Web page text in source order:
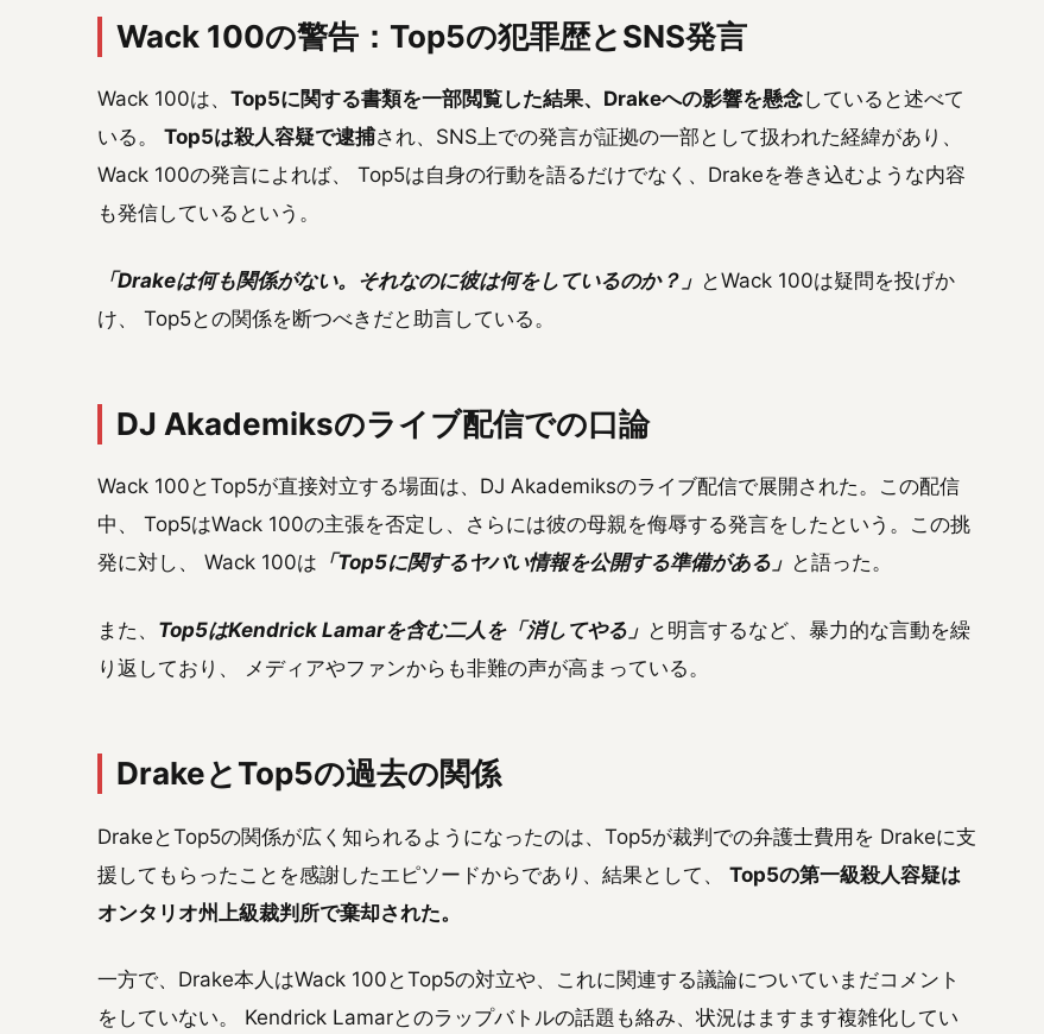
Wack 100の警告：Top5の犯罪歴とSNS発言
Wack 100は、 Top5に関する書類を一部閲覧した結果、Drakeへの影響を懸念していると述べて
いる。 Top5は殺人容疑で逮捕され、SNS上での発言が証拠の一部として扱われた経緯があり、
Wack 100の発言によれば、 Top5は自身の行動を語るだけでなく、Drakeを巻き込むような内容
も発信しているという。
「Drakeは何も関係がない。それなのに彼は何をしているのか？」 とWack 100は疑問を投げか
け、 Top5との関係を断つべきだと助言している。
DJ Akademiksのライブ配信での口論
Wack 100とTop5が直接対立する場面は、DJ Akademiksのライブ配信で展開された。この配信
中、 Top5はWack 100の主張を否定し、さらには彼の母親を侮辱する発言をしたという。この挑
発に対し、 Wack 100は 「Top5に関するヤバい情報を公開する準備がある」 と語った。
また、 Top5はKendrick Lamarを含む二人を「消してやる」 と明言するなど、暴力的な言動を繰
り返しており、 メディアやファンからも非難の声が高まっている。
DrakeとTop5の過去の関係
DrakeとTop5の関係が広く知られるようになったのは、Top5が裁判での弁護士費用を Drakeに支
援してもらったことを感謝したエピソードからであり、結果として、 Top5の第一級殺人容疑は
オンタリオ州上級裁判所で棄却された。
一方で、Drake本人はWack 100とTop5の対立や、これに関連する議論についていまだコメント
をしていない。 Kendrick Lamarとのラップバトルの話題も絡み、状況はますます複雑化してい